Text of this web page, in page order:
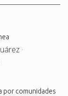
·
por comunidades